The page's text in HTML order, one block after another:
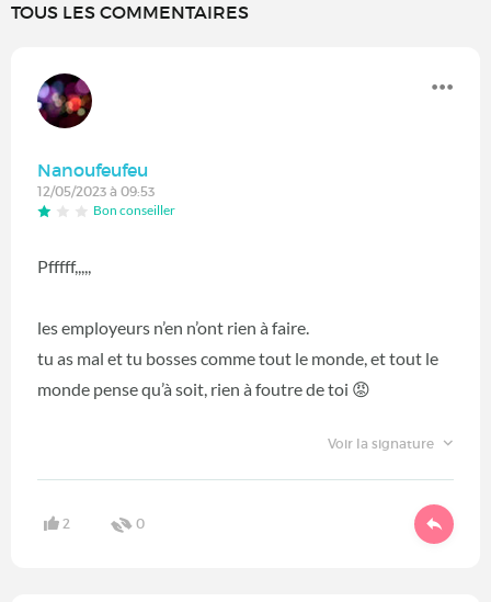
TOUS LES COMMENTAIRES
Nanoufeufeu
12/05/2023 à 09:53
Bon conseiller
Pfffff,,,,,
les employeurs n’en n’ont rien à faire.
tu as mal et tu bosses comme tout le monde, et tout le
monde pense qu’à soit, rien à foutre de toi 😡
Voir la signature
2 0